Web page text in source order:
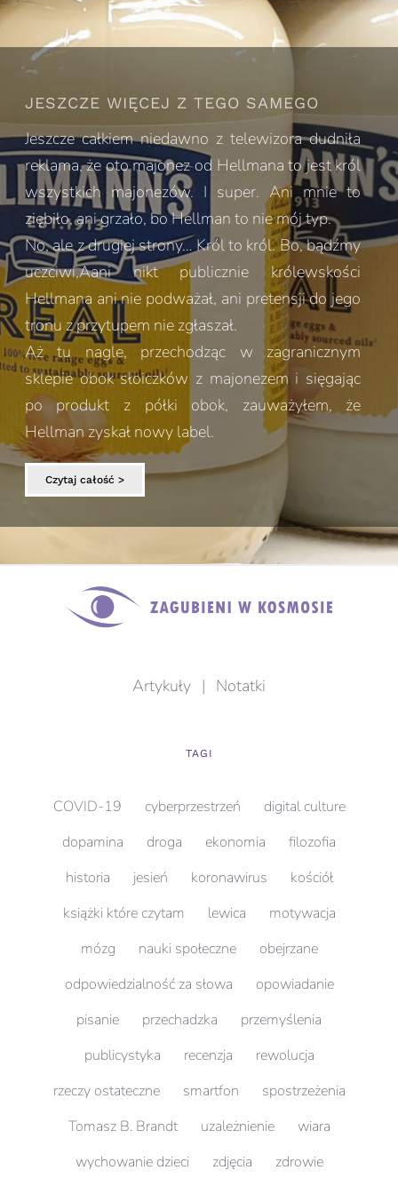
JESZCZE WIĘCEJ Z TEGO SAMEGO
Jeszcze całkiem niedawno z telewizora dudniła
reklama, że oto majonez od Hellmana to jest król
wszystkich majonezów. I super. Ani mnie to
ziębiło, ani grzało, bo Hellman to nie mój typ.
No, ale z drugiej strony… Król to król. Bo, bądźmy
uczciwi,Aani nikt publicznie królewskości
Hellmana ani nie podważał, ani pretensji do jego
tronu z przytupem nie zgłaszał.
Aż tu nagle, przechodząc w zagranicznym
sklepie obok słoiczków z majonezem i sięgając
po produkt z półki obok, zauważyłem, że
Hellman zyskał nowy label.
Czytaj całość >
Artykuły | Notatki
TAGI
COVID-19 cyberprzestrzeń
digital culture
dopamina
droga ekonomia
filozofia
historia
jesień koronawirus
kościół
książki które czytam
lewica
motywacja
mózg
nauki społeczne
obejrzane
odpowiedzialność za słowa
opowiadanie
pisanie
przechadzka
przemyślenia
publicystyka
recenzja
rewolucja
rzeczy ostateczne
smartfon
spostrzeżenia
Tomasz B. Brandt
uzależnienie
wiara
wychowanie dzieci
zdjęcia zdrowie